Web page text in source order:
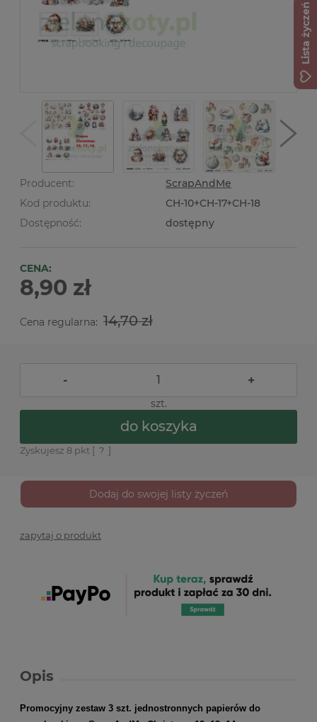
Producent:
ScrapAndMe
Kod produktu:
CH-10+CH-17+CH-18
Dostępność:
dostępny
CENA:
8,90 zł
Cena regularna: 14,70 zł
- +
szt.
do koszyka
Zyskujesz 8 pkt [ ? ]
Dodaj do swojej listy życzeń
zapytaj o produkt
Opis
Promocyjny zestaw 3 szt. jednostronnych papierów do
Lista życzeń